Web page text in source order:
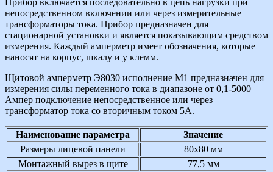
Прибор включается последовательно в цепь нагрузки при
непосредственном включении или через измерительные
трансформаторы тока. Прибор предназначен для
стационарной установки и является показывающим средством
измерения. Каждый амперметр имеет обозначения, которые
наносят на корпус, шкалу и у клемм.
Щитовой амперметр Э8030 исполнение М1 предназначен для
измерения силы переменного тока в диапазоне от 0,1-5000
Ампер подключение непосредственное или через
трансформатор тока со вторичным током 5А.
Наименование параметра
Значение
Размеры лицевой панели
80х80 мм
Монтажный вырез в щите
77,5 мм